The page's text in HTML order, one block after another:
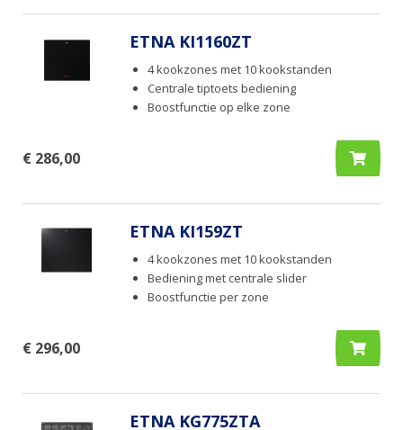
ETNA KI1160ZT
4 kookzones met 10 kookstanden
Centrale tiptoets bediening
Boostfunctie op elke zone
€ 286,00
ETNA KI159ZT
4 kookzones met 10 kookstanden
Bediening met centrale slider
Boostfunctie per zone
€ 296,00
ETNA KG775ZTA